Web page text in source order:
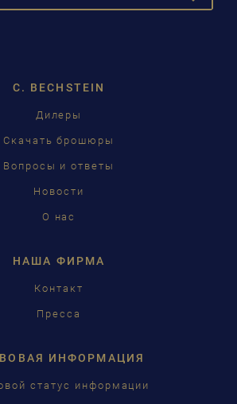
C. BECHSTEIN
Дилеры
Скачать брошюры
Вопросы и ответы
Новости
О нас
НАША ФИРМА
Контакт
Пресса
ИНФОРМАЦИЯ
статус информации